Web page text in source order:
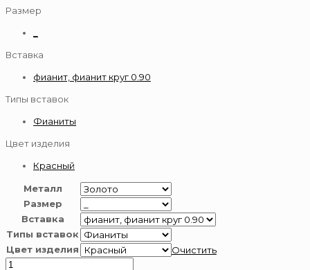
Размер
Вставка
фианит, фианит круг 0.90
Типы вставок
Фианиты
Цвет изделия
Красный
Металл
Размер
Вставка
Типы вставок
Цвет изделия
Очистить
Количество